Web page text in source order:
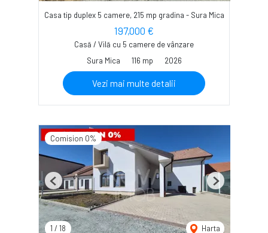
Casa tip duplex 5 camere, 215 mp gradina - Sura Mica
197,000 €
Casă / Vilă cu 5 camere de vânzare
Sura Mica
116 mp 2026
Vezi mai multe detalii
Comision 0%
1 / 18 Harta
Previous Next